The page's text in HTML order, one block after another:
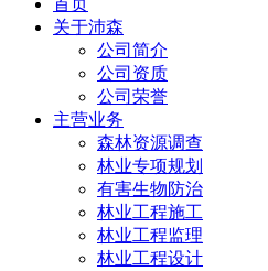
首页
关于沛森
公司简介
公司资质
公司荣誉
主营业务
森林资源调查
林业专项规划
有害生物防治
林业工程施工
林业工程监理
林业工程设计